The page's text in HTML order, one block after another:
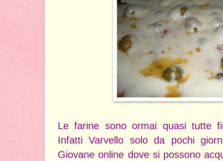
Le farine sono ormai quasi tutte
Infatti Varvello solo da pochi
Giovane online dove si possono